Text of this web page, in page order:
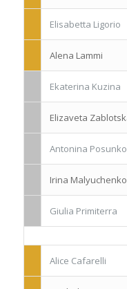
Elisabetta Ligorio
Alena Lammi
Ekaterina Kuzina
Elizaveta
Antonina Posunko
Irina Malyuchenko
Giulia Primiterra
Alice Cafarelli